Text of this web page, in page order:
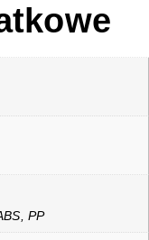
PP​